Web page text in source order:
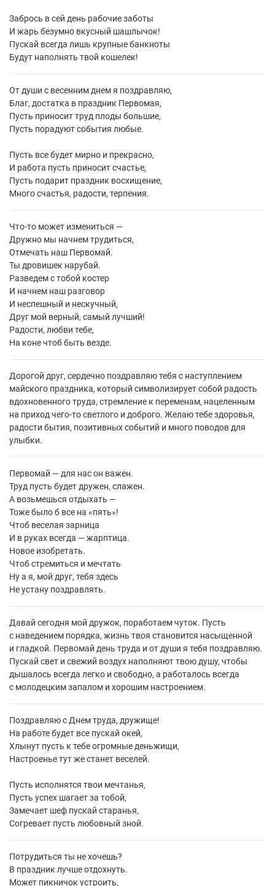
Забрось в сей день рабочие заботы
И жарь безумно вкусный шашлычок!
Пускай всегда лишь крупные банкноты
Будут наполнять твой кошелек!
От души с весенним днем я поздравляю,
Благ, достатка в праздник Первомая,
Пусть приносит труд плоды большие,
Пусть порадуют события любые.
Пусть все будет мирно и прекрасно,
И работа пусть приносит счастье,
Пусть подарит праздник восхищение,
Много счастья, радости, терпения.
Что-то может измениться —
Дружно мы начнем трудиться,
Отмечать наш Первомай.
Ты дровишек нарубай.
Разведем с тобой костер
И начнем наш разговор
И неспешный и нескучный,
Друг мой верный, самый лучший!
Радости, любви тебе,
На коне чтоб быть везде.
Дорогой друг, сердечно поздравляю тебя с наступлением
майского праздника, который символизирует собой радость
вдохновенного труда, стремление к переменам, нацеленным
на приход чего-то светлого и доброго. Желаю тебе здоровья,
радости бытия, позитивных событий и много поводов для
улыбки.
Первомай — для нас он важен.
Труд пусть будет дружен, слажен.
А возьмешься отдыхать —
Тоже было б все на «пять»!
Чтоб веселая зарница
И в руках всегда — жарптица.
Новое изобретать.
Чтоб стремиться и мечтать
Ну а я, мой друг, тебя здесь
Не устану поздравлять.
Давай сегодня мой дружок, поработаем чуток. Пусть
с наведением порядка, жизнь твоя становится насыщенной
и гладкой. Первомай день труда и от души я тебя поздравляю.
Пускай свет и свежий воздух наполняют твою душу, чтобы
дышалось всегда легко и свободно, а работалось всегда
с молодецким запалом и хорошим настроением.
Поздравляю с Днем труда, дружище!
На работе будет все пускай окей,
Хлынут пусть к тебе огромные деньжищи,
Настроенье тут же станет веселей.
Пусть исполнятся твои мечтанья,
Пусть успех шагает за тобой,
Замечает шеф пускай старанья,
Согревает пусть любовный зной.
Потрудиться ты не хочешь?
В праздник лучше отдохнуть.
Может пикничок устроить,